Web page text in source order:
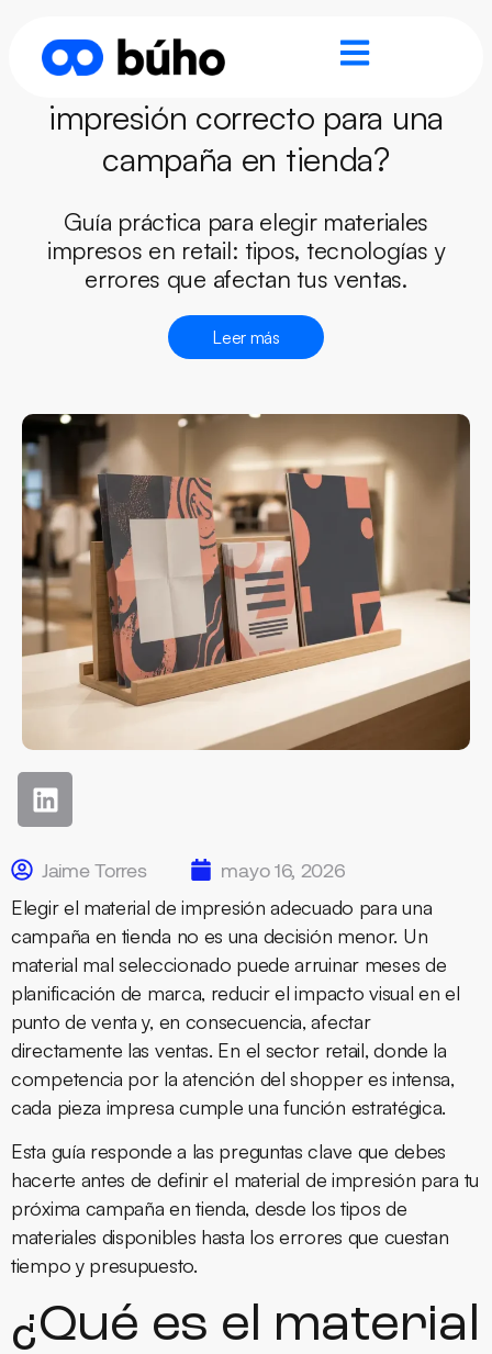
¿Cómo elegir el material de
impresión correcto para una
campaña en tienda?
Guía práctica para elegir materiales
impresos en retail: tipos, tecnologías y
errores que afectan tus ventas.
Leer más
Jaime Torres
mayo 16, 2026
Elegir el material de impresión adecuado para una
campaña en tienda no es una decisión menor. Un
material mal seleccionado puede arruinar meses de
planificación de marca, reducir el impacto visual en el
punto de venta y, en consecuencia, afectar
directamente las ventas. En el sector retail, donde la
competencia por la atención del shopper es intensa,
cada pieza impresa cumple una función estratégica.
Esta guía responde a las preguntas clave que debes
hacerte antes de definir el material de impresión para tu
próxima campaña en tienda, desde los tipos de
materiales disponibles hasta los errores que cuestan
tiempo y presupuesto.
¿Qué es el material